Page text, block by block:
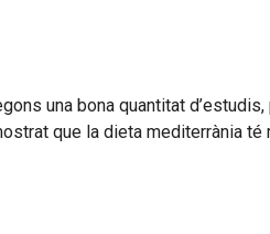
una bona quantitat d’estudis,
que la dieta mediterrània